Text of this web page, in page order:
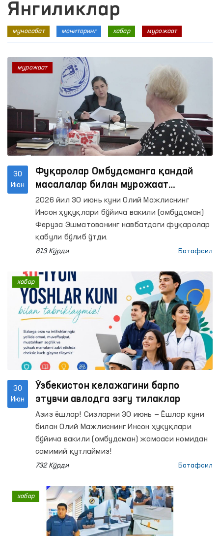
Янгиликлар
муносабат мониторинг хабар мурожаат
30
Июн
Фуқаролар Омбудсманга қандай
масалалар билан мурожаат
қилмоқда?
2026 йил 30 июнь куни Олий Мажлиснинг
Инсон ҳуқуқлари бўйича вакили (омбудсман)
Феруза Эшматованинг навбатдаги фуқаролар
қабули бўлиб ўтди.
813 Кўрди Батафсил
мурожаат
30
Июн
Ўзбекистон келажагини барпо
этувчи авлодга эзгу тилаклар
Азиз ёшлар! Сизларни 30 июнь — Ёшлар куни
билан Олий Мажлиснинг Инсон ҳуқуқлари
бўйича вакили (омбудсман) жамоаси номидан
самимий қутлаймиз!
732 Кўрди Батафсил
хабар
хабар